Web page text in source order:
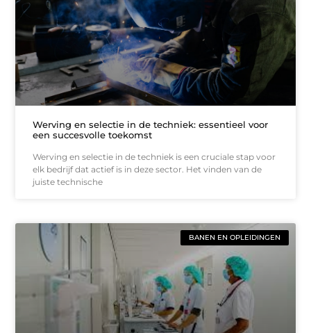
Werving en selectie in de techniek: essentieel voor
een succesvolle toekomst
Werving en selectie in de techniek is een cruciale stap voor
elk bedrijf dat actief is in deze sector. Het vinden van de
juiste technische
BANEN EN OPLEIDINGEN